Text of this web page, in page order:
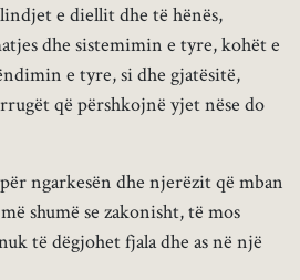
e diellit dhe të hënës,
dhe sistemimin e tyre, kohët e
e tyre, si dhe gjatësitë,
që përshkojnë yjet nëse do
ngarkesën dhe njerëzit që mban
shumë se zakonisht, të mos
të dëgjohet fjala dhe as në një